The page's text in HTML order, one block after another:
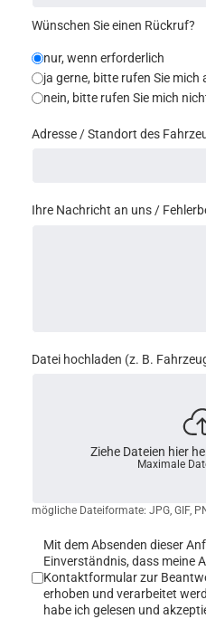
Wünschen Sie einen Rückruf?
nur, wenn erforderlich
ja gerne, bitte rufen Sie mich
nein, bitte rufen Sie mich
Adresse / Standort des
Ihre Nachricht an uns /
Datei hochladen (z. B.
Ziehe Dateien hier
Maximale
mögliche Dateiformate: JPG, GIF,
Mit dem Absenden dieser
Einverständnis, dass meine
Kontaktformular zur
erhoben und verarbeitet
habe ich gelesen und